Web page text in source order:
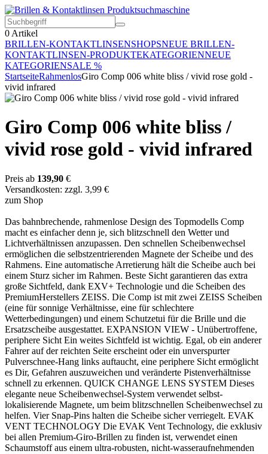
0 Artikel
BRILLEN-KONTAKTLINSENSHOPSNEUE BRILLEN-
KONTAKTLINSEN-PRODUKTEKATEGORIENNEUE
KATEGORIENSALE %
StartseiteRahmenlosGiro Comp 006 white bliss / vivid rose gold -
vivid infrared
Giro Comp 006 white bliss /
vivid rose gold - vivid infrared
Preis ab 139,90 €
Versandkosten: zzgl. 3,99 €
zum Shop
Das bahnbrechende, rahmenlose Design des Topmodells Comp
macht es einfacher denn je, sich blitzschnell den Wetter und
Lichtverhältnissen anzupassen. Den schnellen Scheibenwechsel
ermöglichen die selbstzentrierenden Magnete der Scheibe und des
Rahmens. Eine automatische Arretierung hält die Scheibe auch bei
einem Sturz sicher im Rahmen. Beste Sicht garantieren das extra
große Sichtfeld, dank EXV+ Technologie und die Scheiben des
PremiumHerstellers ZEISS. Die Comp ist mit zwei ZEISS Scheiben
(eine für sonnige Verhältnisse, eine für schlechtere
Wetterbedingungen) und einem Schutzetui für die Brille und die
Ersatzscheibe ausgestattet. EXPANSION VIEW - Unübertroffene,
periphere Sicht Ein weites Sichtfeld ist wichtig. Egal, ob ein anderer
Fahrer auf der reichten Seite erscheint oder ein unverspurter
Pulverschnee-Hang links auftaucht, eine periphere Sicht ermöglicht
es Dir, Gefahren auszuweichen und veränderte Pistenverhältnisse
schnell zu erkennen. QUICK CHANGE LENS SYSTEM Dieses
elegante neue Scheibenwechsel-System verwendet selbst-
lokalisierende Magnete, um beim blitzschnellen Scheibenwechsel zu
helfen. Vier Snap-Pins halten die Scheibe sicher verriegelt. EVAK
VENT TECHNOLOGY Die EVAK Vent Technology, die exklusiv
bei allen Premium-Giro-Brillen zu finden ist, verwendet einen
Schaumstoff aus einem ultra-robusten, nicht-wasseraufnehmenden